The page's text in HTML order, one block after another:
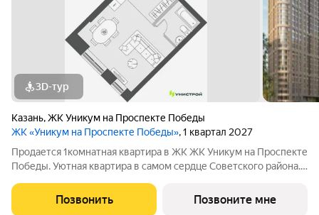
3D-тур
Казань,ЖК Уникум на Проспекте Победы
ЖК «Уникум на Проспекте Победы», 1 квартал 2027
Продается 1комнатная квартира в ЖК ЖК Уникум на Проспекте
Победы. Уютная квартира в самом сердце Советского района.
пешком, аэропорт 25 минут на авто. Рядом фитнес-клубы,
медицинские центры и
Позвонить Позвоните мне